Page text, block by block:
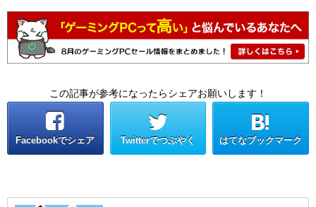
この記事が参考になったらシェアお願いします！
Facebookでシェア Twitterでつぶやく はてなブックマーク